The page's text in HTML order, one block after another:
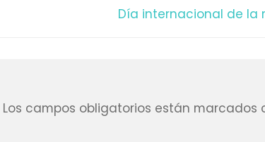
Día internacional de la
Los campos obligatorios están marcados